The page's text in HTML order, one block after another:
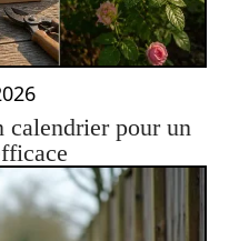
calendrier pour un